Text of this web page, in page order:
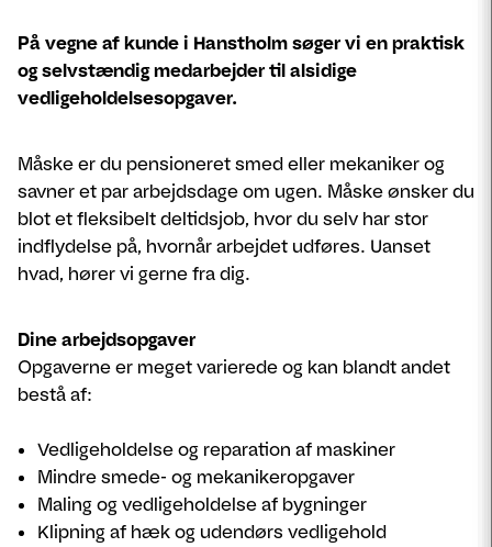
På vegne af kunde i Hanstholm søger vi en praktisk
og selvstændig medarbejder til alsidige
vedligeholdelsesopgaver.
Måske er du pensioneret smed eller mekaniker og
savner et par arbejdsdage om ugen. Måske ønsker du
blot et fleksibelt deltidsjob, hvor du selv har stor
indflydelse på, hvornår arbejdet udføres. Uanset
hvad, hører vi gerne fra dig.
Dine arbejdsopgaver
Opgaverne er meget varierede og kan blandt andet
bestå af:
Vedligeholdelse og reparation af maskiner
Mindre smede- og mekanikeropgaver
Maling og vedligeholdelse af bygninger
Klipning af hæk og udendørs vedligehold